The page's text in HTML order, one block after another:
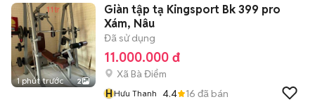
1 phút trước 2
Giàn tập tạ Kingsport Bk 399 pro
Xám, Nâu
Đã sử dụng
11.000.000 đ
Xã Bà Điểm
HHưu Thanh 4.4 16 đã bán